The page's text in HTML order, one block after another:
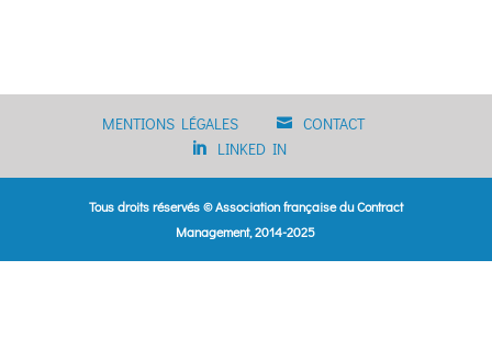
MENTIONS LÉGALES
CONTACT
LINKED IN
Tous droits réservés © Association française du Contract
Management, 2014-2025